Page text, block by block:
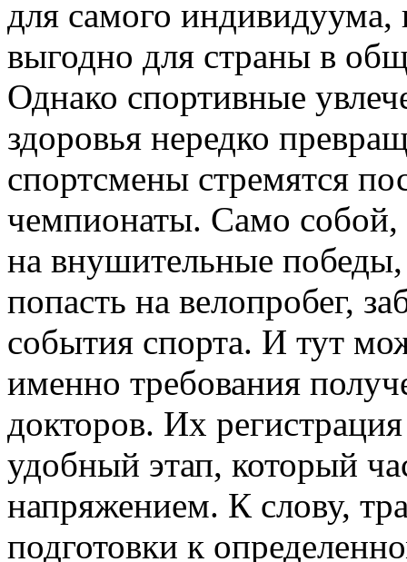
для самого индивидуума,
выгодно для страны в
Однако спортивные
здоровья нередко
спортсмены стремятся
чемпионаты. Само собой,
на внушительные
попасть на велопробег,
события спорта. И тут
именно требования
докторов. Их
удобный этап, который
напряжением. К слову,
подготовки к